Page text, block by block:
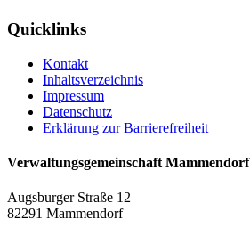
Quicklinks
Kontakt
Inhaltsverzeichnis
Impressum
Datenschutz
Erklärung zur Barrierefreiheit
Verwaltungsgemeinschaft Mammendorf
Augsburger Straße 12
82291 Mammendorf